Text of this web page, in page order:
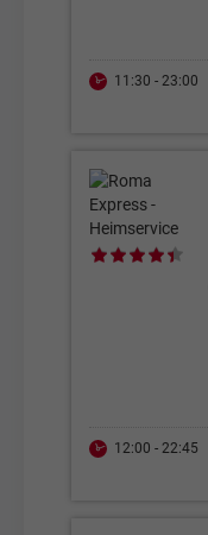
11:30 - 23:00
12:00 - 22:45